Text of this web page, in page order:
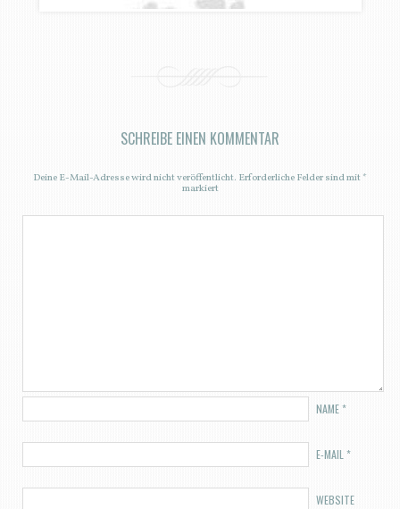
SCHREIBE EINEN KOMMENTAR
Deine E-Mail-Adresse wird nicht veröffentlicht. Erforderliche Felder sind mit*
markiert
NAME*
E-MAIL *
WEBSITE